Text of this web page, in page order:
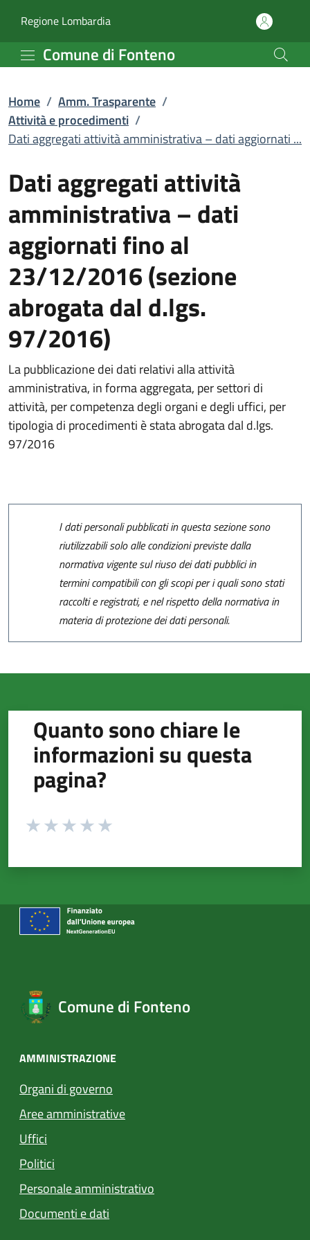
Dati aggregati attività
Regione Lombardia(apre in un'altra scheda).
Comune di Fonteno
Home / Amm. Trasparente /
Attività e procedimenti /
Dati aggregati attività amministrativa – dati aggiornati ...
Dati aggregati attività
amministrativa – dati
aggiornati fino al
23/12/2016 (sezione
abrogata dal d.lgs.
97/2016)
La pubblicazione dei dati relativi alla attività
amministrativa, in forma aggregata, per settori di
attività, per competenza degli organi e degli uffici, per
tipologia di procedimenti è stata abrogata dal d.lgs.
97/2016
I dati personali pubblicati in questa sezione sono
riutilizzabili solo alle condizioni previste dalla
normativa vigente sul riuso dei dati pubblici in
termini compatibili con gli scopi per i quali sono stati
raccolti e registrati, e nel rispetto della normativa in
materia di protezione dei dati personali.
Quanto sono chiare le
informazioni su questa
pagina?
Valuta da 1 a 5 stelle la pagina
Comune di Fonteno
AMMINISTRAZIONE
Organi di governo
Aree amministrative
Uffici
Politici
Personale amministrativo
Documenti e dati